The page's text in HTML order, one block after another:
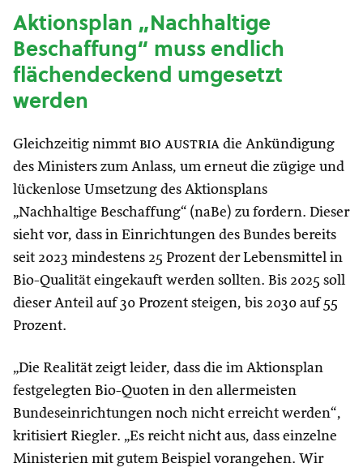
Aktionsplan „Nachhaltige
Beschaffung“ muss endlich
flächendeckend umgesetzt
werden
Gleichzeitig nimmt bio austria die Ankündigung
des Ministers zum Anlass, um erneut die zügige und
lückenlose Umsetzung des Aktionsplans
„Nachhaltige Beschaffung“ (naBe) zu fordern. Dieser
sieht vor, dass in Einrichtungen des Bundes bereits
seit 2023 mindestens 25 Prozent der Lebensmittel in
Bio-Qualität eingekauft werden sollten. Bis 2025 soll
dieser Anteil auf 30 Prozent steigen, bis 2030 auf 55
Prozent.
„Die Realität zeigt leider, dass die im Aktionsplan
festgelegten Bio-Quoten in den allermeisten
Bundeseinrichtungen noch nicht erreicht werden“,
kritisiert Riegler. „Es reicht nicht aus, dass einzelne
Ministerien mit gutem Beispiel vorangehen. Wir